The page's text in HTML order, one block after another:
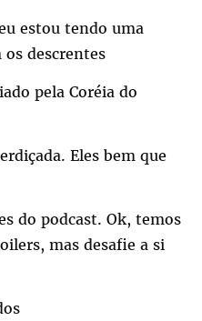
estou tendo uma
descrentes
pela Coréia do
Eles bem que
do podcast. Ok, temos
mas desafie a si